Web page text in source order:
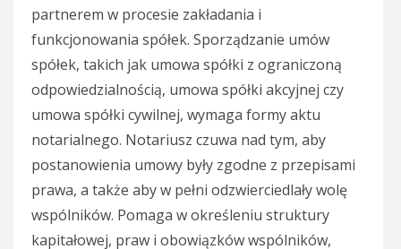
partnerem w procesie zakładania i
funkcjonowania spółek. Sporządzanie umów
spółek, takich jak umowa spółki z ograniczoną
odpowiedzialnością, umowa spółki akcyjnej czy
umowa spółki cywilnej, wymaga formy aktu
notarialnego. Notariusz czuwa nad tym, aby
postanowienia umowy były zgodne z przepisami
prawa, a także aby w pełni odzwierciedlały wolę
wspólników. Pomaga w określeniu struktury
kapitałowej, praw i obowiązków wspólników,